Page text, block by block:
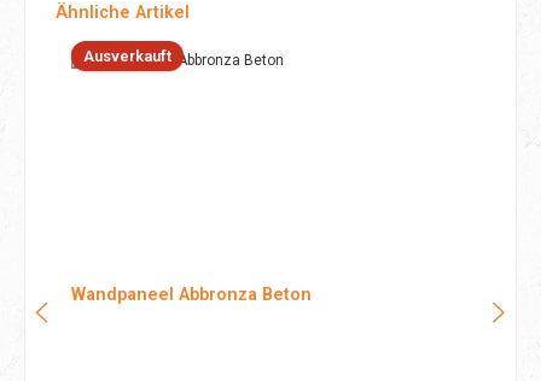
Produktgalerie überspringen
Ähnliche Artikel
Ausverkauft
Wandpaneel Abbronza Beton